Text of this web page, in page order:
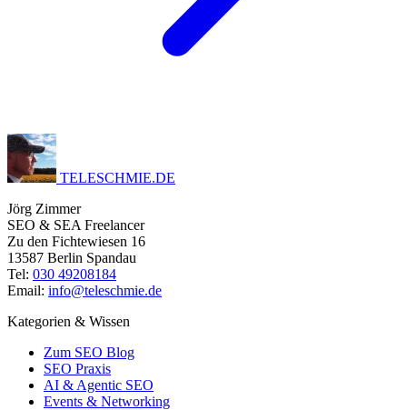
TELESCHMIE.DE
Jörg Zimmer
SEO & SEA Freelancer
Zu den Fichtewiesen 16
13587 Berlin Spandau
Tel: 030 49208184
Email: info@teleschmie.de
Kategorien & Wissen
Zum SEO Blog
SEO Praxis
AI & Agentic SEO
Events & Networking